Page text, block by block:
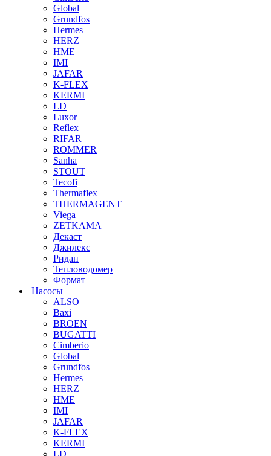
Global
Grundfos
Hermes
HERZ
HME
IMI
JAFAR
K-FLEX
KERMI
LD
Luxor
Reflex
RIFAR
ROMMER
Sanha
STOUT
Tecofi
Thermaflex
THERMAGENT
Viega
ZETKAMA
Декаст
Джилекс
Ридан
Тепловодомер
Формат
Насосы
ALSO
Baxi
BROEN
BUGATTI
Cimberio
Global
Grundfos
Hermes
HERZ
HME
IMI
JAFAR
K-FLEX
KERMI
LD